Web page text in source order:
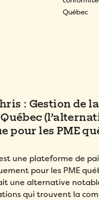
Québec
: Gestion de
pour les PME
une plateforme de
pour les PME
une alternative
qui trouvent la